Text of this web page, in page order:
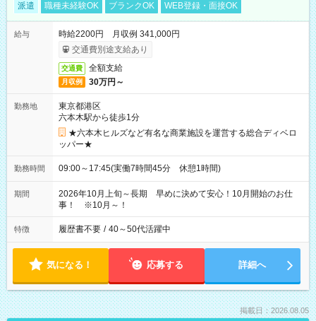
派遣 職種未経験OK ブランクOK WEB登録・面接OK
給与
時給2200円 月収例 341,000円
交通費別途支給あり
交通費 全額支給
月収例 30万円～
勤務地
東京都港区
六本木駅から徒歩1分
★六本木ヒルズなど有名な商業施設を運営する総合ディベロ
ッパー★
勤務時間 09:00～17:45(実働7時間45分 休憩1時間)
期間
2026年10月上旬～長期 早めに決めて安心！10月開始のお仕
事！ ※10月～！
特徴 履歴書不要 / 40～50代活躍中
気になる！ 応募する 詳細へ
掲載日：2026.08.05